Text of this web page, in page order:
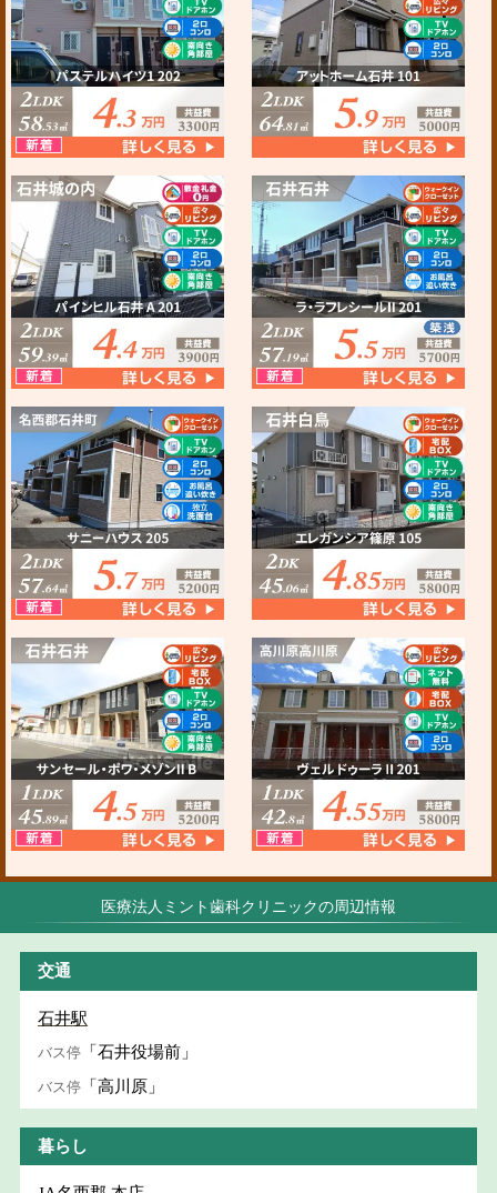
医療法人ミント歯科クリニックの周辺情報
交通
石井駅
バス停 「石井役場前」
バス停 「高川原」
暮らし